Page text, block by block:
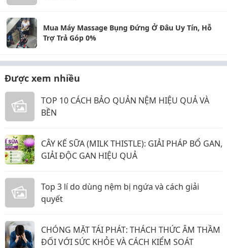
Mua Máy Massage Bụng Đứng Ở Đâu Uy Tín, Hỗ
Trợ Trả Góp 0%
Được xem nhiều
TOP 10 CÁCH BẢO QUẢN NỆM HIỆU QUẢ VÀ
BỀN
CÂY KẾ SỮA (MILK THISTLE): GIẢI PHÁP BỔ GAN,
GIẢI ĐỘC GAN HIỆU QUẢ
Top 3 lí do dùng nệm bị ngứa và cách giải
quyết
CHÓNG MẶT TÁI PHÁT: THÁCH THỨC ÂM THẦM
ĐỐI VỚI SỨC KHỎE VÀ CÁCH KIỂM SOÁT